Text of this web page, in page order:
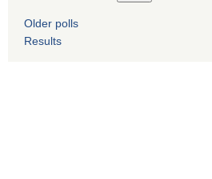
Older polls
Results